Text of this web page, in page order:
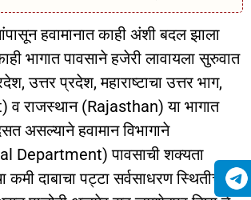
हवामानात काही अंशी बदल झाला
भागात पावसाने हजेरी लावायला सुरुवात
उत्तर प्रदेश, महाराष्टाचा उत्तर भाग,
व राजस्थान (Rajasthan) या भागात
असल्याने हवामान विभागाने
Department) पावसाची शक्यता
कमी दाबाचा पट्टा सर्वसाधरण स्थितीच्या